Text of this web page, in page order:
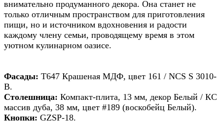
внимательно продуманного декора. Она станет не
только отличным пространством для приготовления
пищи, но и источником вдохновения и радости
каждому члену семьи, проводящему время в этом
уютном кулинарном оазисе.
Фасады: Т647 Крашеная МДФ, цвет 161 / NCS S 3010-
B.
Столешница: Компакт-плита, 13 мм, декор Белый / КС
массив дуба, 38 мм, цвет #189 (воскобейц Белый).
Кнопки: GZSP-18.